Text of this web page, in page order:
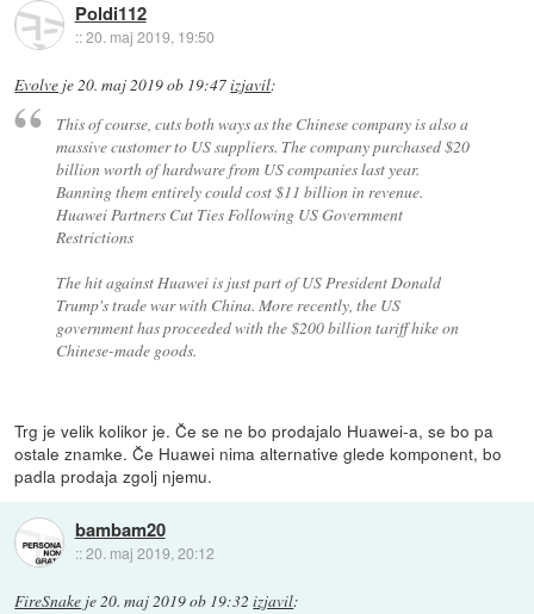
Poldi112
::20. maj 2019, 19:50
Evolve je 20. maj 2019 ob 19:47izjavil:
This of course, cuts both ways as the Chinese company is also a
massive customer to US suppliers. The company purchased $20
billion worth of hardware from US companies last year.
Banning them entirely could cost $11 billion in revenue.
Huawei Partners Cut Ties Following US Government
Restrictions
The hit against Huawei is just part of US President Donald
Trump's trade war with China. More recently, the US
government has proceeded with the $200 billion tariff hike on
Chinese-made goods.
Trg je velik kolikor je. Če se ne bo prodajalo Huawei-a, se bo pa
ostale znamke. Če Huawei nima alternative glede komponent, bo
padla prodaja zgolj njemu.
bambam20
::20. maj 2019, 20:12
FireSnake je20. maj 2019 ob 19:32 izjavil: